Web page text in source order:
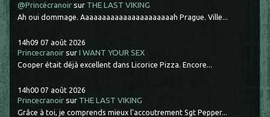
@Princécranoir sur THE LAST VIKING
Ah oui dommage. Aaaaaaaaaaaaaaaaaaaaaah Prague. Ville...
14h09 07 août 2026
Princecranoir surI WANT YOUR SEX
Cooper était déjà excellent dans Licorice Pizza. Encore...
14h00 07 août 2026
Princecranoir sur THE LAST VIKING
Grâce à toi, je comprends mieux l'accoutrement Sgt Pepper...